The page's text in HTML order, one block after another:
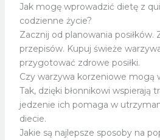
Jak mogę wprowadzić dietę z
codzienne życie?
Zacznij od planowania posiłków.
przepisów. Kupuj świeże
przygotować zdrowe posiłki.
Czy warzywa korzeniowe mogą
Tak, dzięki błonnikowi wspierają
jedzenie ich pomaga w
diecie.
Jakie są najlepsze sposoby na